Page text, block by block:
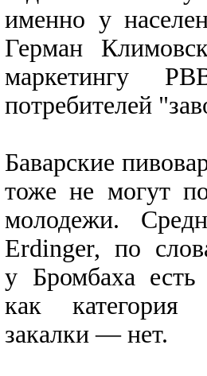
именно у
Герман
маркетингу
потребителей
Баварские
тоже не могут
молодежи.
Erdinger, по
у Бромбаха есть
как категория
закалки — нет.